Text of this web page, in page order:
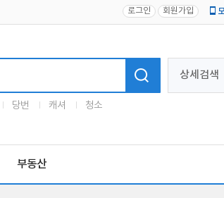
로그인 회원가입
상세검색
당번 캐셔 청소
부동산